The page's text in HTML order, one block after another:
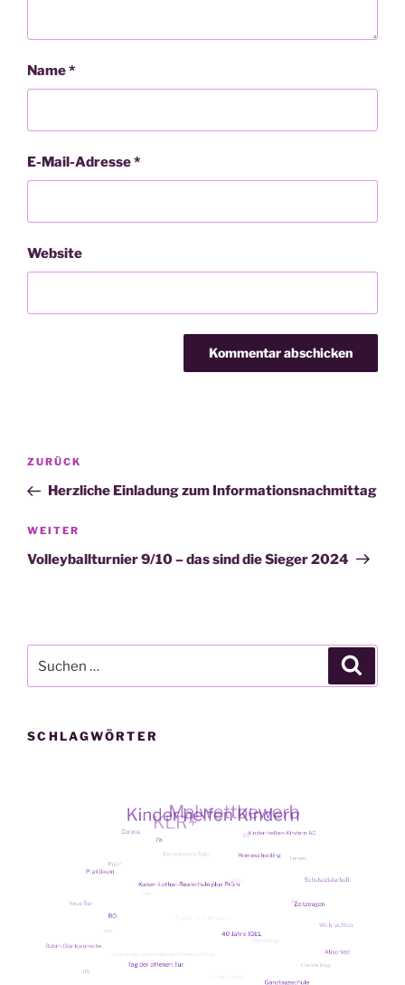
Name*
E-Mail-Adresse*
Website
Beitragsnavigation
Vorheriger
Beitrag
ZURÜCK
Herzliche Einladung zum Informationsnachmittag
Nächster
Beitrag
WEITER
Volleyballturnier 9/10 – das sind die Sieger 2024
nach:
SCHLAGWÖRTER